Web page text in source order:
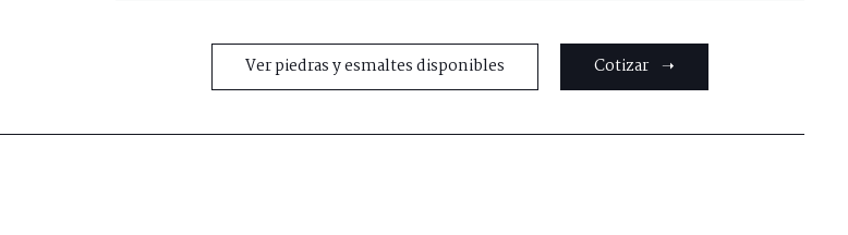
Ver piedras y esmaltes disponibles Cotizar ➝